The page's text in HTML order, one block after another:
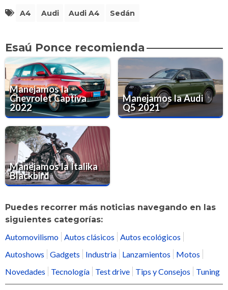
A4 Audi Audi A4 Sedán
Esaú Ponce recomienda
Manejamos la
Chevrolet Captiva
2022
Manejamos la Audi
Q5 2021
Manejamos la Italika
Blackbird
Puedes recorrer más noticias navegando en las
siguientes categorías:
Automovilismo
Autos clásicos
Autos ecológicos
Autoshows
Gadgets Industria Lanzamientos
Motos
Novedades
Tecnología Test drive Tips y Consejos Tuning